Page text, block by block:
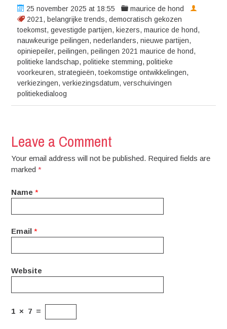
25 november 2025 at 18:55
maurice de hond
2021 , belangrijke trends,democratisch gekozen
toekomst,gevestigde partijen, kiezers,maurice de hond,
nauwkeurige peilingen,nederlanders,nieuwe partijen,
opiniepeiler,peilingen,peilingen 2021 maurice de hond,
politieke landschap,politieke stemming,politieke
voorkeuren,strategieën,toekomstige ontwikkelingen,
verkiezingen,verkiezingsdatum,verschuivingen
politiekedialoog
Leave a Comment
Your email address will not be published. Required fields are
marked*
Name *
Email *
Website
1 × 7 =